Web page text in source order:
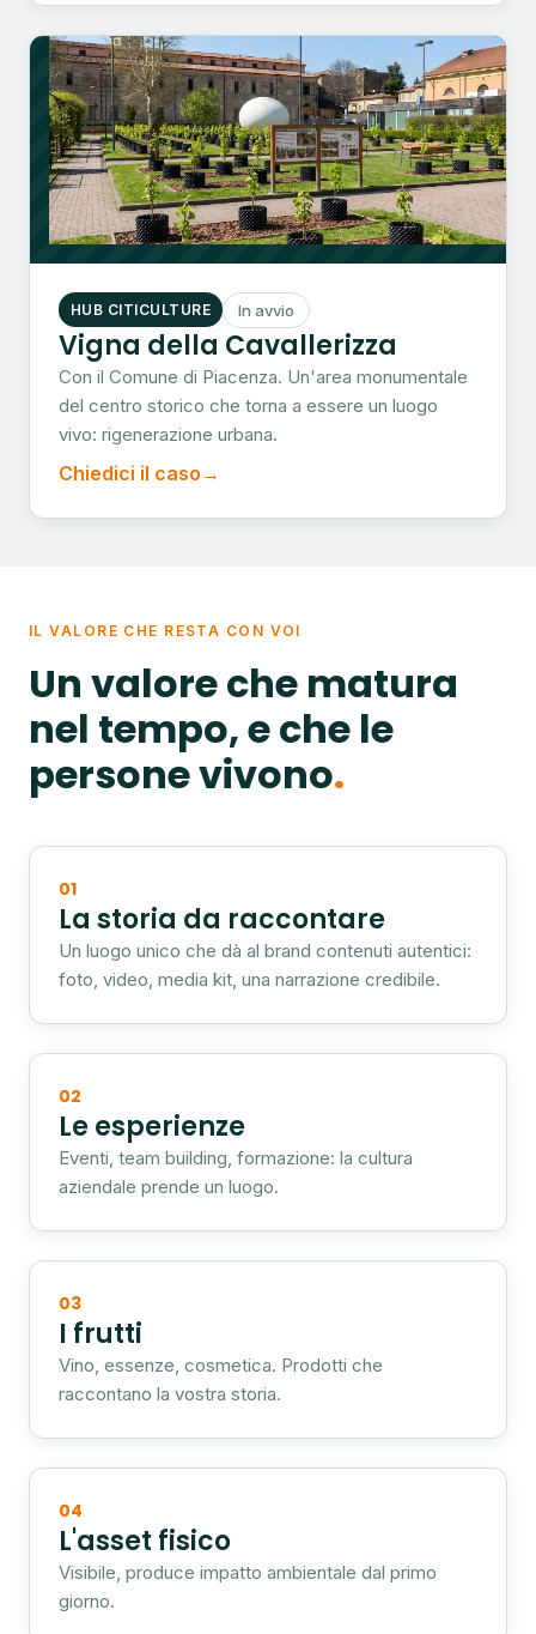
HUB CITICULTURE In avvio
Vigna della Cavallerizza
Con il Comune di Piacenza. Un'area monumentale
del centro storico che torna a essere un luogo
vivo: rigenerazione urbana.
Chiedici il caso →
IL VALORE CHE RESTA CON VOI
Un valore che matura
nel tempo, e che le
persone vivono
01
La storia da raccontare
Un luogo unico che dà al brand contenuti autentici:
foto, video, media kit, una narrazione credibile.
02
Le esperienze
Eventi, team building, formazione: la cultura
aziendale prende un luogo.
03
I frutti
Vino, essenze, cosmetica. Prodotti che
raccontano la vostra storia.
04
L'asset fisico
Visibile, produce impatto ambientale dal primo
giorno.